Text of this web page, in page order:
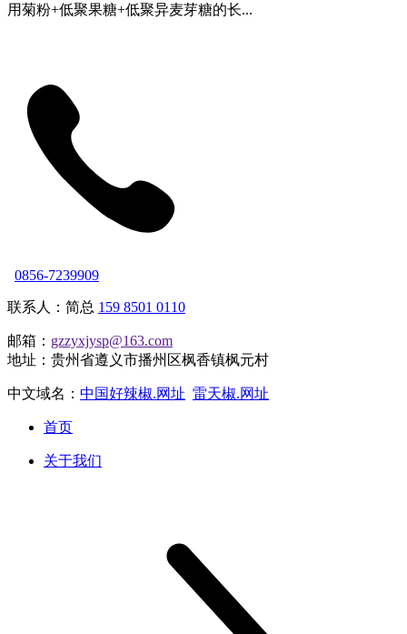
用菊粉+低聚果糖+低聚异麦芽糖的长...
0856-7239909
联系人：简总 159 8501 0110
邮箱： gzzyxjysp@163.com
地址：贵州省遵义市播州区枫香镇枫元村
中文域名： 中国好辣椒.网址 雷天椒.网址
首页
关于我们